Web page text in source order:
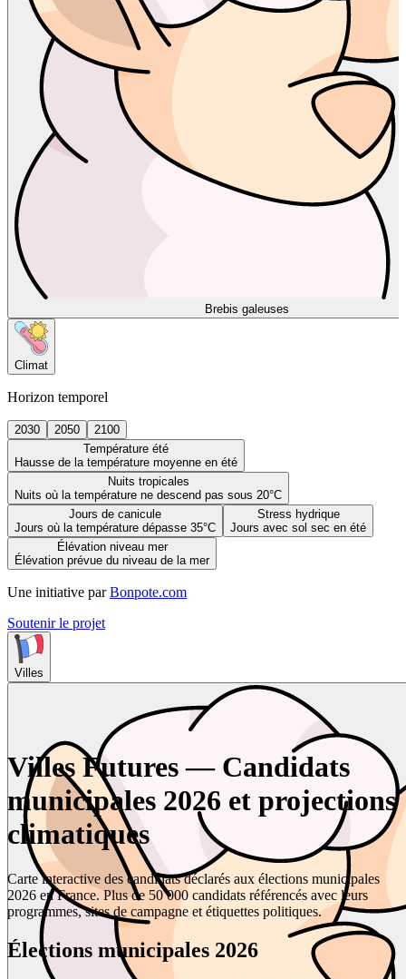
Brebis galeuses
Climat
Horizon temporel
2030 2050
2100
Température été
Hausse de la température moyenne en été
Nuits tropicales
Nuits où la température ne descend pas sous 20°C
Jours de canicule
Jours où la température dépasse 35°C
Stress hydrique
Jours avec sol sec en été
Élévation niveau mer
Élévation prévue du niveau de la mer
Une initiative par Bonpote.com
Soutenir le projet
Villes
Villes Futures — Candidats
municipales 2026 et projections
climatiques
Carte interactive des candidats déclarés aux élections municipales
2026 en France. Plus de 50 000 candidats référencés avec leurs
programmes, sites de campagne et étiquettes politiques.
Élections municipales 2026